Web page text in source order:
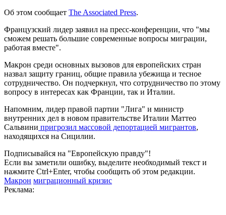
Об этом сообщает The Associated Press.
Французский лидер заявил на пресс-конференции, что "мы
сможем решать большие современные вопросы миграции,
работая вместе".
Макрон среди основных вызовов для европейских стран
назвал защиту границ, общие правила убежища и тесное
сотрудничество. Он подчеркнул, что сотрудничество по этому
вопросу в интересах как Франции, так и Италии.
Напомним, лидер правой партии "Лига" и министр
внутренних дел в новом правительстве Италии Маттео
Сальвини пригрозил массовой депортацией мигрантов,
находящихся на Сицилии.
Подписывайся на "Европейскую правду"!
Если вы заметили ошибку, выделите необходимый текст и
нажмите Ctrl+Enter, чтобы сообщить об этом редакции.
Макрон миграционный кризис
Реклама: